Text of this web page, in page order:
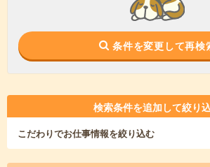
条件を変更して再検
検索条件を追加して絞り
こだわりでお仕事情報を絞り込む